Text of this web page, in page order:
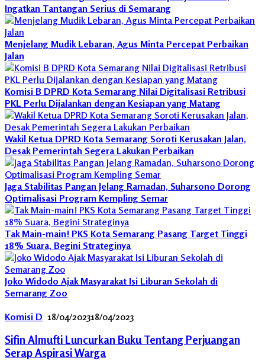
Ingatkan Tantangan Serius di Semarang
Menjelang Mudik Lebaran, Agus Minta Percepat Perbaikan
Jalan
Komisi B DPRD Kota Semarang Nilai Digitalisasi Retribusi
PKL Perlu Dijalankan dengan Kesiapan yang Matang
Wakil Ketua DPRD Kota Semarang Soroti Kerusakan Jalan,
Desak Pemerintah Segera Lakukan Perbaikan
Jaga Stabilitas Pangan Jelang Ramadan, Suharsono Dorong
Optimalisasi Program Kempling Semar
Tak Main-main! PKS Kota Semarang Pasang Target Tinggi
18% Suara, Begini Strateginya
Joko Widodo Ajak Masyarakat Isi Liburan Sekolah di
Semarang Zoo
Komisi D 18/04/202318/04/2023
Sifin Almufti Luncurkan Buku Tentang Perjuangan
Serap Aspirasi Warga